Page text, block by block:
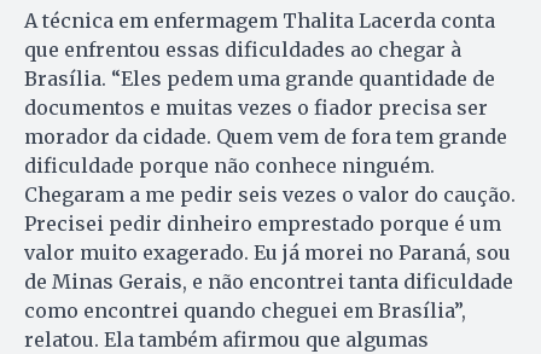
A técnica em enfermagem Thalita Lacerda conta
que enfrentou essas dificuldades ao chegar à
Brasília. “Eles pedem uma grande quantidade de
documentos e muitas vezes o fiador precisa ser
morador da cidade. Quem vem de fora tem grande
dificuldade porque não conhece ninguém.
Chegaram a me pedir seis vezes o valor do caução.
Precisei pedir dinheiro emprestado porque é um
valor muito exagerado. Eu já morei no Paraná, sou
de Minas Gerais, e não encontrei tanta dificuldade
como encontrei quando cheguei em Brasília”,
relatou. Ela também afirmou que algumas